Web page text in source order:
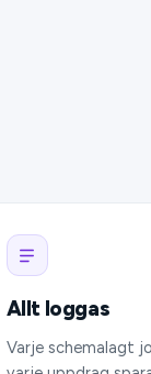
Allt loggas
Varje schemalagt